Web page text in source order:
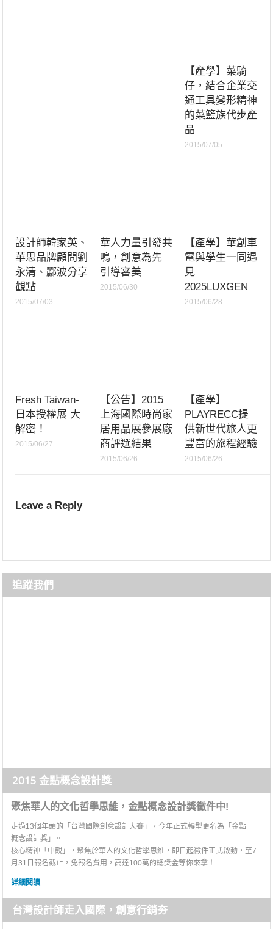
【產學】菜騎
仔，結合企業交
通工具變形精神
的菜籃族代步產
品
2015/07/05
設計師韓家英、
華思品牌顧問劉
永清、酈波分享
觀點
2015/07/03
華人力量引發共
鳴，創意為先
引導審美
2015/06/30
【產學】華創車
電與學生一同遇
見
2025LUXGEN
2015/06/28
Fresh Taiwan-
日本授權展 大
解密！
2015/06/27
【公告】2015
上海國際時尚家
居用品展參展廠
商評選結果
2015/06/26
【產學】
PLAYRECC提
供新世代旅人更
豐富的旅程經驗
2015/06/26
Leave a Reply
追蹤我們
2015 金點概念設計獎
聚焦華人的文化哲學思維，金點概念設計獎徵件中!
走過13個年頭的「台灣國際創意設計大賽」，今年正式轉型更名為「金點
概念設計獎」。
核心精神「中觀」，聚焦於華人的文化哲學思維，即日起徵件正式啟動，至7
月31日報名截止，免報名費用，高達100萬的總獎金等你來拿！
詳細閱讀
台灣設計師走入國際，創意行銷夯